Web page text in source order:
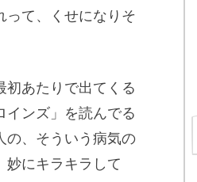
って、くせになりそ
初あたりで出てくる
インズ」を読んでる
の、そういう病気の
妙にキラキラして